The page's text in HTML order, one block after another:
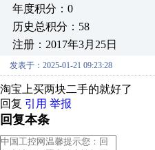
年度积分：0
历史总积分：58
注册：2017年3月25日
发表于：2025-01-21 09:23:28
淘宝上买两块二手的就好了
回复 引用 举报
回复本条